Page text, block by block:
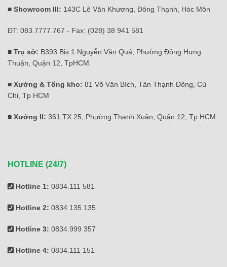
■ Showroom III: 143C Lê Văn Khương, Đông Thạnh, Hóc Môn
ĐT: 083.7777.767 - Fax: (028) 38 941 581
■ Trụ sở: B393 Bis 1 Nguyễn Văn Quá, Phường Đông Hưng
Thuận, Quận 12, TpHCM.
■ Xưởng & Tổng kho: 81 Võ Văn Bích, Tân Thạnh Đông, Củ
Chi, Tp HCM
■ Xưởng II: 361 TX 25, Phường Thạnh Xuân, Quận 12, Tp HCM
HOTLINE (24/7)
Hotline 1: 0834.111 581
Hotline 2: 0834.135 135
Hotline 3: 0834.999 357
Hotline 4: 0834.111 151